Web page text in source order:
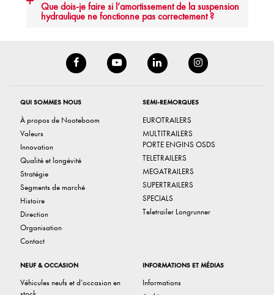
Que dois-je faire si l’amortissement de la suspension
hydraulique ne fonctionne pas correctement ?
QUI SOMMES NOUS
À propos de Nooteboom
Valeurs
Innovation
Qualité et longévité
Stratégie
Segments de marché
Histoire
Direction
Organisation
Contact
SEMI-REMORQUES
EUROTRAILERS
MULTITRAILERS
PORTE ENGINS OSDS
TELETRAILERS
MEGATRAILERS
SUPERTRAILERS
SPECIALS
Teletrailer Longrunner
NEUF & OCCASION
Véhicules neufs et d’occasion en
INFORMATIONS ET MÉDIAS
Informations